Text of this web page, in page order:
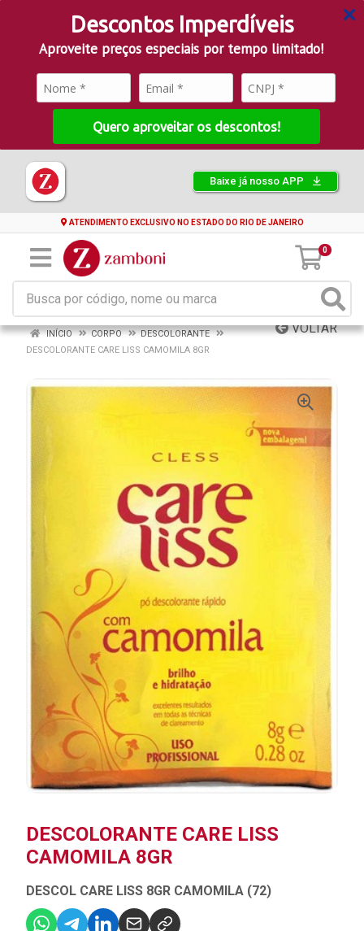
Descontos Imperdíveis
Aproveite preços especiais por tempo limitado!
Quero aproveitar os descontos!
Baixe já nosso APP
ATENDIMENTO EXCLUSIVO NO ESTADO DO RIO DE JANEIRO
0
VOLTAR
INÍCIO CORPO
DESCOLORANTE
DESCOLORANTE CARE LISS CAMOMILA 8GR
DESCOLORANTE CARE LISS
CAMOMILA 8GR
DESCOL CARE LISS 8GR CAMOMILA (72)